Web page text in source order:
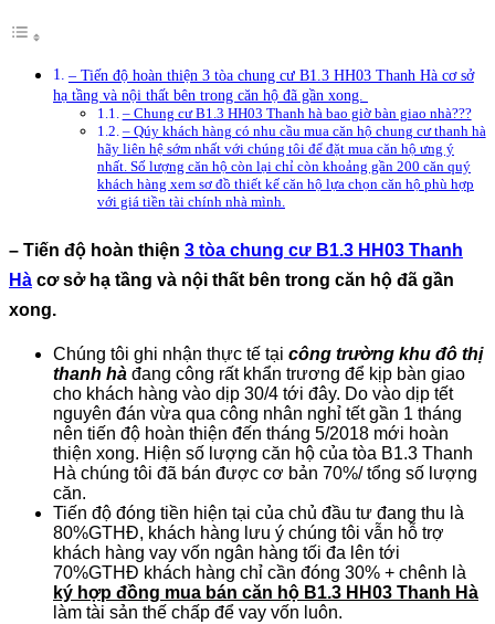
– Tiến độ hoàn thiện 3 tòa chung cư B1.3 HH03 Thanh Hà cơ sở
hạ tầng và nội thất bên trong căn hộ đã gần xong.
– Chung cư B1.3 HH03 Thanh hà bao giờ bàn giao nhà???
– Qúy khách hàng có nhu cầu mua căn hộ chung cư thanh hà
hãy liên hệ sớm nhất với chúng tôi để đặt mua căn hộ ưng ý
nhất. Số lượng căn hộ còn lại chỉ còn khoảng gần 200 căn quý
khách hàng xem sơ đồ thiết kế căn hộ lựa chọn căn hộ phù hợp
với giá tiền tài chính nhà mình.
– Tiến độ hoàn thiện 3 tòa chung cư B1.3 HH03 Thanh
Hà cơ sở hạ tầng và nội thất bên trong căn hộ đã gần
xong.
Chúng tôi ghi nhận thực tế tại công trường khu đô thị
thanh hà đang công rất khẩn trương để kịp bàn giao
cho khách hàng vào dịp 30/4 tới đây. Do vào dịp tết
nguyên đán vừa qua công nhân nghỉ tết gần 1 tháng
nên tiến độ hoàn thiện đến tháng 5/2018 mới hoàn
thiện xong. Hiện số lượng căn hộ của tòa B1.3 Thanh
Hà chúng tôi đã bán được cơ bản 70%/ tổng số lượng
căn.
Tiến độ đóng tiền hiện tại của chủ đầu tư đang thu là
80%GTHĐ, khách hàng lưu ý chúng tôi vẫn hỗ trợ
khách hàng vay vốn ngân hàng tối đa lên tới
70%GTHĐ khách hàng chỉ cần đóng 30% + chênh là
ký hợp đồng mua bán căn hộ B1.3 HH03 Thanh Hà
làm tài sản thế chấp để vay vốn luôn.